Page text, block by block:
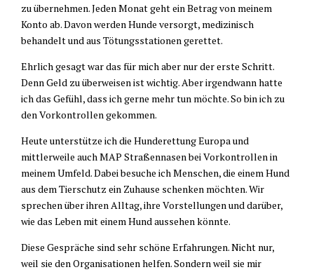
zu übernehmen. Jeden Monat geht ein Betrag von meinem
Konto ab. Davon werden Hunde versorgt, medizinisch
behandelt und aus Tötungsstationen gerettet.
Ehrlich gesagt war das für mich aber nur der erste Schritt.
Denn Geld zu überweisen ist wichtig. Aber irgendwann hatte
ich das Gefühl, dass ich gerne mehr tun möchte. So bin ich zu
den Vorkontrollen gekommen.
Heute unterstütze ich die Hunderettung Europa und
mittlerweile auch MAP Straßennasen bei Vorkontrollen in
meinem Umfeld. Dabei besuche ich Menschen, die einem Hund
aus dem Tierschutz ein Zuhause schenken möchten. Wir
sprechen über ihren Alltag, ihre Vorstellungen und darüber,
wie das Leben mit einem Hund aussehen könnte.
Diese Gespräche sind sehr schöne Erfahrungen. Nicht nur,
weil sie den Organisationen helfen. Sondern weil sie mir